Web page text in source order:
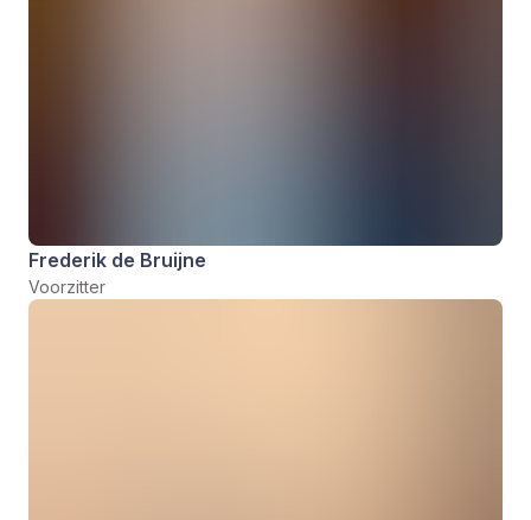
Frederik de Bruijne
Voorzitter